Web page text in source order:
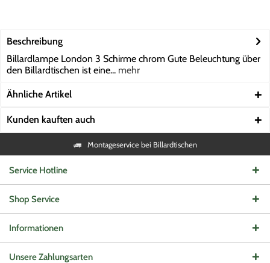
Beschreibung
Billardlampe London 3 Schirme chrom Gute Beleuchtung über
den Billardtischen ist eine... mehr
Ähnliche Artikel
Kunden kauften auch
Montageservice bei Billardtischen
Service Hotline
Shop Service
Informationen
Unsere Zahlungsarten